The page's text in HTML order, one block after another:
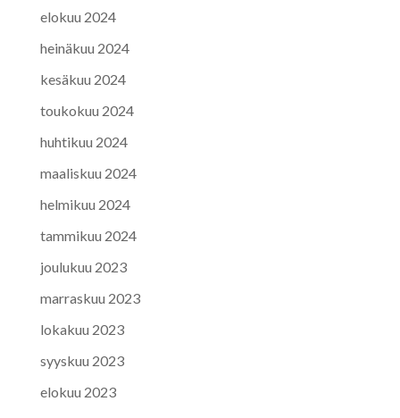
elokuu 2024
heinäkuu 2024
kesäkuu 2024
toukokuu 2024
huhtikuu 2024
maaliskuu 2024
helmikuu 2024
tammikuu 2024
joulukuu 2023
marraskuu 2023
lokakuu 2023
syyskuu 2023
elokuu 2023